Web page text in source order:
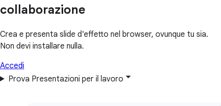
collaborazione
Crea e presenta slide d'effetto nel browser, ovunque tu sia.
Non devi installare nulla.
Accedi
Prova Presentazioni per il lavoro